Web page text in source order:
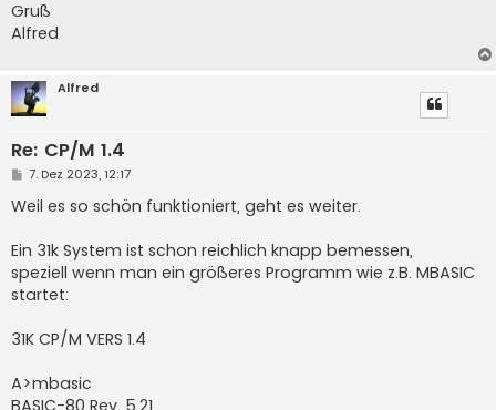
Gruß
Alfred
Alfred
Re: CP/M 1.4
B
i
t
a
g
7. Dez 2023, 12:17
Weil es so schön funktioniert, geht es weiter.
Ein 31k System ist schon reichlich knapp bemessen,
speziell wenn man ein größeres Programm wie z.B. MBASIC
startet:
31K CP/M VERS 1.4
A>mbasic
BASIC-80 Rev. 5.21